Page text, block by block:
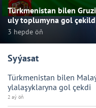
Türkmenistan bilen
uly toplumyna gol
3 hepde öň
Syýasat
Türkmenistan bilen
ylalaşyklaryna gol çekdi
2 aý öň